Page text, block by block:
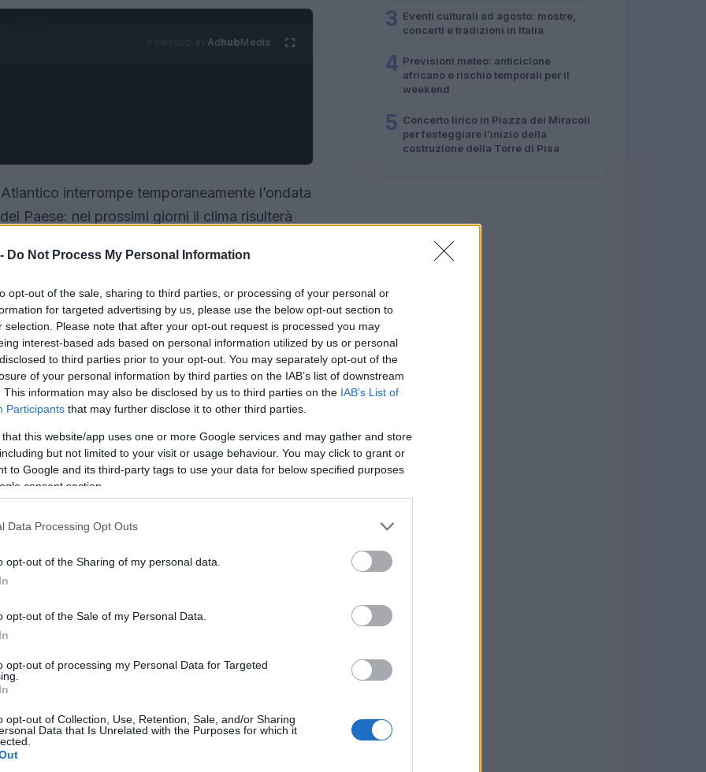
Do Not Process My Personal Information
opt-out of the sale, sharing to third parties, or processing of your personal or
for targeted advertising by us, please use the below opt-out section to
selection. Please note that after your opt-out request is processed you may
interest-based ads based on personal information utilized by us or personal
to third parties prior to your opt-out. You may separately opt-out of the
of your personal information by third parties on the IAB’s list of downstream
This information may also be disclosed by us to third parties on the IAB’s List of
Participants that may further disclose it to other third parties.
that this website/app uses one or more Google services and may gather and store
but not limited to your visit or usage behaviour. You may click to grant or
to Google and its third-party tags to use your data for below specified purposes
consent section.
Data Processing Opt Outs
opt-out of the Sharing of my personal data.
opt-out of the Sale of my Personal Data.
opt-out of processing my Personal Data for Targeted
opt-out of Collection, Use, Retention, Sale, and/or Sharing
Data that Is Unrelated with the Purposes for which it
AdhubMedia
interrompe temporaneamente l’ondata
Paese: nei prossimi giorni il clima risulterà
ricambio d’aria determinato da venti
gli scenari meteorologici a medio termine
termico a partire dai primi giorni della
ripresa delpromontorio subtropicaleche
come n.1 del mese si muove da nord verso
un progressivo arresto dell’ondata di
di instabilità temporanea, con
fase più asciutta e meno umida che renderà
3 Eventi culturali ad agosto: mostre,
concerti e tradizioni in Italia
4 Previsioni meteo: anticiclone
africano e rischio temporali per il
weekend
5 Concerto lirico in Piazza dei Miracoli
per festeggiare l’inizio della
costruzione della Torre di Pisa